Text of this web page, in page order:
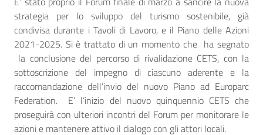
strategia per lo sviluppo del turismo sostenibile, già
condivisa durante i Tavoli di Lavoro, e il Piano delle Azioni
2021-2025. Si è trattato di un momento che ha segnato
la conclusione del percorso di rivalidazione CETS, con la
sottoscrizione del impegno di ciascuno aderente e la
raccomandazione dell’invio del nuovo Piano ad Europarc
Federation. E’ l’inizio del nuovo quinquennio CETS che
proseguirà con ulteriori incontri del Forum per monitorare le
azioni e mantenere attivo il dialogo con gli attori locali.